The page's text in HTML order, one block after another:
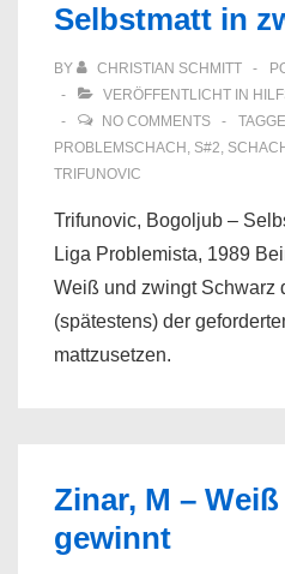
Selbstmatt in
BY CHRISTIAN SCHMITT
VERÖFFENTLICHT IN
NO COMMENTS
PROBLEMSCHACH , S#2,
TRIFUNOVIC
Trifunovic, Bogoljub –
Liga Problemista, 1989
Weiß und zwingt Schwarz
(spätestens) der
mattzusetzen.
Zinar, M –
gewinnt